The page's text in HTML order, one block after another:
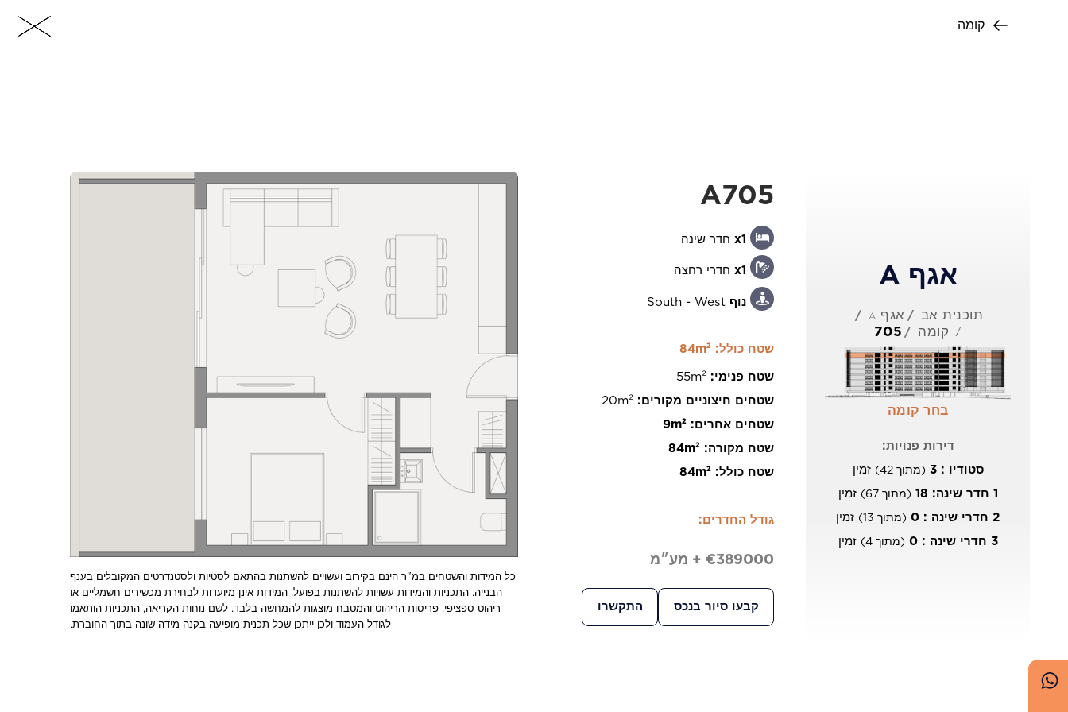
קומה
אגף A
תוכנית אב
אגף a
7 קומה
705
בחר קומה
דירות פנויות:
סטודיו : 3
(מתוך 42)
זמין
1 חדר שינה: 18
(מתוך 67)
זמין
2 חדרי שינה : 0
(מתוך 13)
זמין
3 חדרי שינה : 0
(מתוך 4) זמין
A705
x1חדר שינה
x1 חדרי רחצה
נוף South - West
שטח כולל: 84m²
שטח פנימי:
שטחים חיצוניים מקורים: 20m²
שטחים אחרים:
שטח מקורה:
שטח כולל:
גודל החדרים:
€389000 + מע״מ
קבעו סיור בנכס התקשרו
כל המידות והשטחים במ"ר הינם בקירוב ועשויים להשתנות בהתאם לסטיות ולסטנדרטים המקובלים בענף
הבנייה. התכניות והמידות עשויות להשתנות בפועל. המידות אינן מיועדות לבחירת מכשירים חשמליים או
ריהוט ספציפי. פריסות הריהוט והמטבח מוצגות להמחשה בלבד. לשם נוחות הקריאה, התכניות הותאמו
לגודל העמוד ולכן ייתכן שכל תכנית מופיעה בקנה מידה שונה בתוך החוברת.
3030 Limassol, Cyprus
Copyright © 2026 Imperio. Proudly developed by